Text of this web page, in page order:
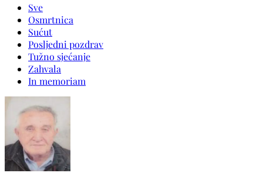
Sve
Osmrtnica
Sućut
Posljedni pozdrav
Tužno sjećanje
Zahvala
In memoriam